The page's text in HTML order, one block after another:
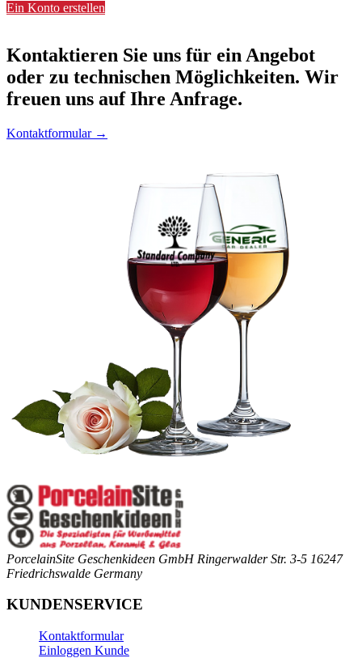
Ein Konto erstellen
Kontaktieren Sie uns für ein Angebot
oder zu technischen Möglichkeiten. Wir
freuen uns auf Ihre Anfrage.
Kontaktformular →
PorcelainSite Geschenkideen GmbH Ringerwalder Str. 3-5 16247
Friedrichswalde Germany
KUNDENSERVICE
Kontaktformular
Einloggen Kunde